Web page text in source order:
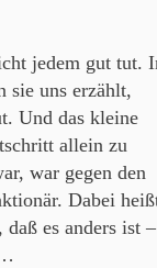
jedem gut tut.
sie uns erzählt,
Und das kleine
allein zu
war gegen den
Dabei
es anders ist –